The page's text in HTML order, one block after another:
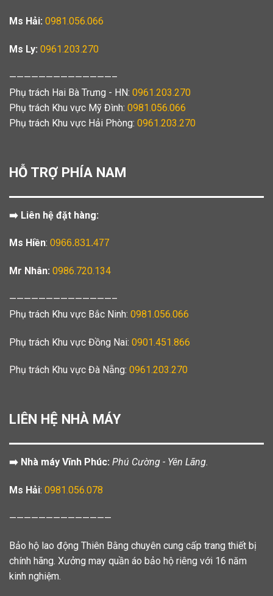
Ms Hải: 0981.056.066
Ms Ly: 0961.203.270
——————————————–
Phụ trách Hai Bà Trưng - HN: 0961.203.270
Phụ trách Khu vực Mỹ Đình: 0981.056.066
Phụ trách Khu vực Hải Phòng: 0961.203.270
HỖ TRỢ PHÍA NAM
➡️ Liên hệ đặt hàng:
Ms Hiền: 0966.831.477
Mr Nhân: 0986.720.134
——————————————–
Phụ trách Khu vực Bắc Ninh: 0981.056.066
Phụ trách Khu vực Đồng Nai: 0901.451.866
Phụ trách Khu vực Đà Nẵng: 0961.203.270
LIÊN HỆ NHÀ MÁY
➡️ Nhà máy Vĩnh Phúc: Phú Cường - Yên Lãng.
Ms Hải: 0981.056.078
——————————————
Bảo hộ lao động Thiên Bằng chuyên cung cấp trang thiết bị
chính hãng. Xưởng may quần áo bảo hộ riêng với 16 năm
kinh nghiệm.